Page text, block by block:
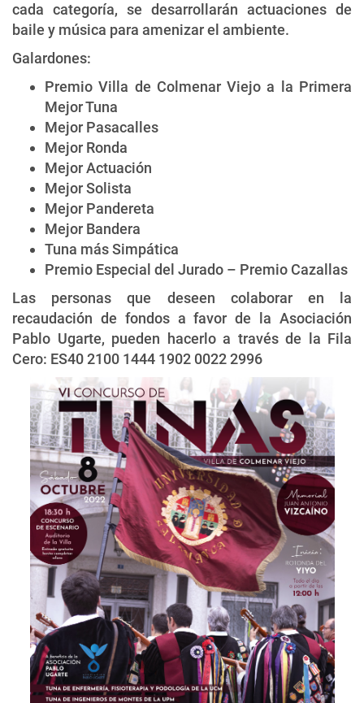
cada categoría, se desarrollarán actuaciones de
baile y música para amenizar el ambiente.
Galardones:
Premio Villa de Colmenar Viejo a la Primera
Mejor Tuna
Mejor Pasacalles
Mejor Ronda
Mejor Actuación
Mejor Solista
Mejor Pandereta
Mejor Bandera
Tuna más Simpática
Premio Especial del Jurado – Premio Cazallas
Las personas que deseen colaborar en la
recaudación de fondos a favor de la Asociación
Pablo Ugarte, pueden hacerlo a través de la Fila
Cero: ES40 2100 1444 1902 0022 2996